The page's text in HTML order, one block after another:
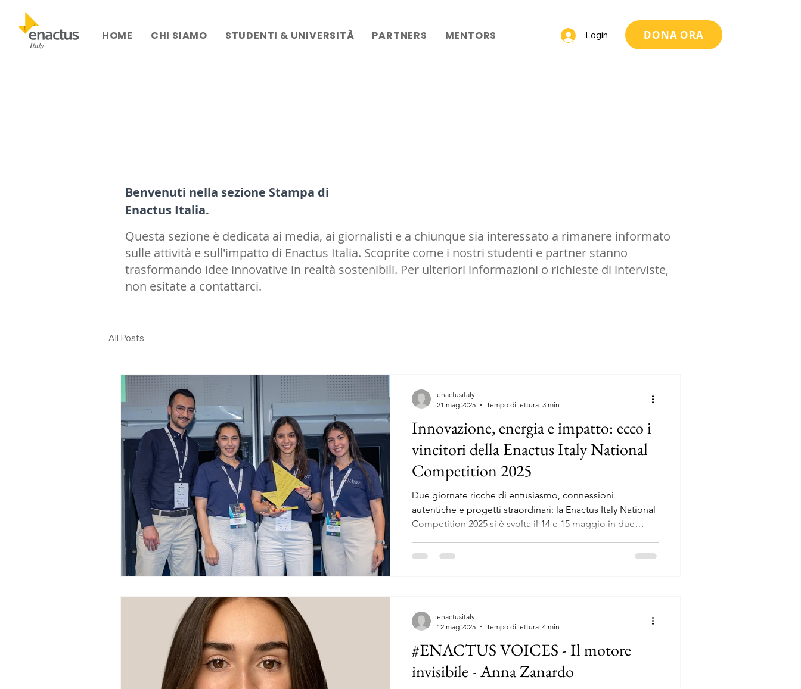
HOME CHI SIAMO STUDENTI & UNIVERSITÀ PARTNERS MENTORS Login DONA ORA
Benvenuti nella sezione Stampa di
Enactus Italia.
Questa sezione è dedicata ai media, ai giornalisti e a chiunque sia interessato a rimanere informato
sulle attività e sull'impatto di Enactus Italia. Scoprite come i nostri studenti e partner stanno
trasformando idee innovative in realtà sostenibili. Per ulteriori informazioni o richieste di interviste,
non esitate a contattarci.
All Posts
Innovazione, energia e impatto: ecco i
vincitori della Enactus Italy National
Competition 2025
Due giornate ricche di entusiasmo, connessioni
autentiche e progetti straordinari: la Enactus Italy National
Competition 2025 si è svolta il 14 e 15 maggio in due
Factory e il Convention Centre Allianz MiCo di Milano —
enactusitaly
21 mag 2025
Tempo di lettura: 3 min
#ENACTUS VOICES - Il motore
invisibile - Anna Zanardo
enactusitaly
12 mag 2025
Tempo di lettura: 4 min